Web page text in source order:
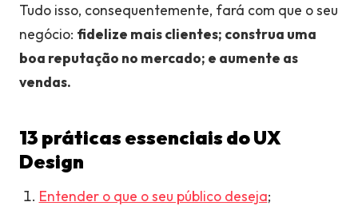
Tudo isso, consequentemente, fará com que o seu
negócio: fidelize mais clientes; construa uma
boa reputação no mercado; e aumente as
vendas.
13 práticas essenciais do UX
Design
Entender o que o seu público deseja;